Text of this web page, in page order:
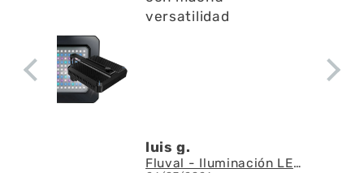
versatilidad
Fluval - Iluminación LED Nano Reef 4.0 de 25W
a